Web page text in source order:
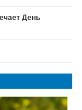
День